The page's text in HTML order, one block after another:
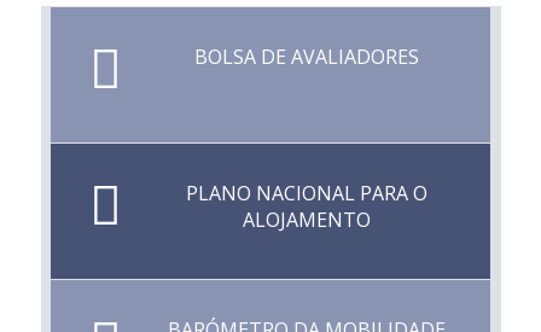
BOLSA DE AVALIADORES
PLANO NACIONAL PARA O
ALOJAMENTO